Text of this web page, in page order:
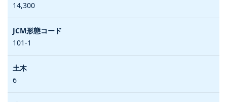
14,300
101-1
6